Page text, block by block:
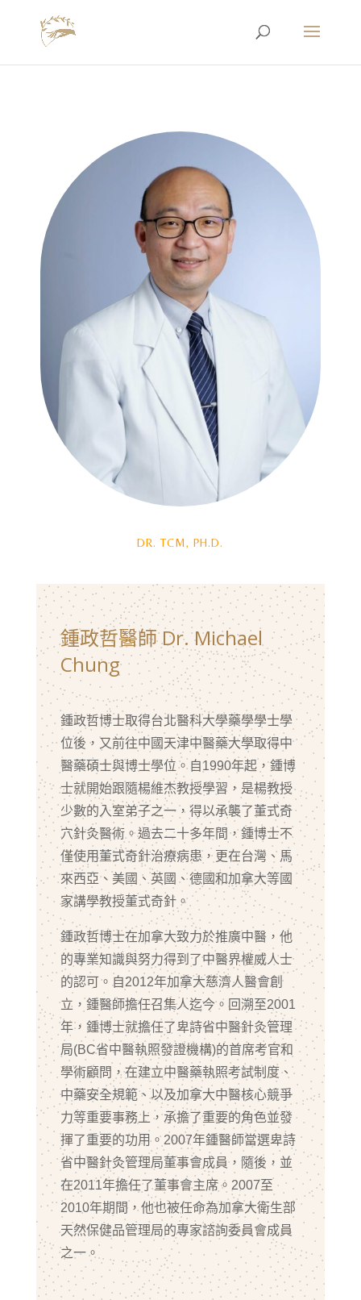
DR. TCM, PH.D.
鍾政哲醫師 Dr. Michael
Chung
鍾政哲博士取得台北醫科大學藥學學士學
位後，又前往中國天津中醫藥大學取得中
醫藥碩士與博士學位。自1990年起，鍾博
士就開始跟隨楊維杰教授學習，是楊教授
少數的入室弟子之一，得以承襲了董式奇
穴針灸醫術。過去二十多年間，鍾博士不
僅使用董式奇針治療病患，更在台灣、馬
來西亞、美國、英國、德國和加拿大等國
家講學教授董式奇針。
鍾政哲博士在加拿大致力於推廣中醫，他
的專業知識與努力得到了中醫界權威人士
的認可。自2012年加拿大慈濟人醫會創
立，鍾醫師擔任召集人迄今。回溯至2001
年，鍾博士就擔任了卑詩省中醫針灸管理
局(BC省中醫執照發證機構)的首席考官和
學術顧問，在建立中醫藥執照考試制度、
中藥安全規範、以及加拿大中醫核心競爭
力等重要事務上，承擔了重要的角色並發
揮了重要的功用。2007年鍾醫師當選卑詩
省中醫針灸管理局董事會成員，隨後，並
在2011年擔任了董事會主席。2007至
2010年期間，他也被任命為加拿大衛生部
天然保健品管理局的專家諮詢委員會成員
之一。